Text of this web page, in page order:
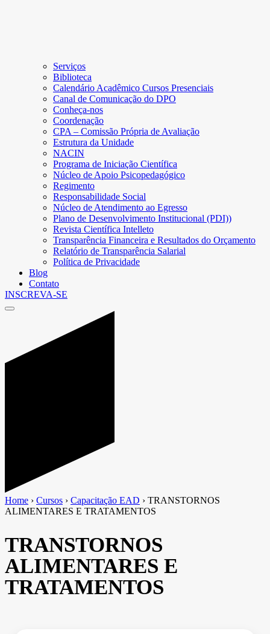
Serviços
Biblioteca
Calendário Acadêmico Cursos Presenciais
Canal de Comunicação do DPO
Conheça-nos
Coordenação
CPA – Comissão Própria de Avaliação
Estrutura da Unidade
NACIN
Programa de Iniciação Científica
Núcleo de Apoio Psicopedagógico
Regimento
Responsabilidade Social
Núcleo de Atendimento ao Egresso
Plano de Desenvolvimento Institucional (PDI))
Revista Científica Intelleto
Transparência Financeira e Resultados do Orçamento
Relatório de Transparência Salarial
Política de Privacidade
Blog
Contato
INSCREVA-SE
Home › Cursos › Capacitação EAD › TRANSTORNOS
ALIMENTARES E TRATAMENTOS
TRANSTORNOS
ALIMENTARES E
TRATAMENTOS